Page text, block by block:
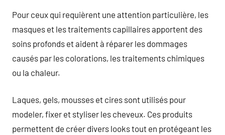
Pour ceux qui requièrent une attention particulière, les
masques et les traitements capillaires apportent des
soins profonds et aident à réparer les dommages
causés par les colorations, les traitements chimiques
ou la chaleur.
Laques, gels, mousses et cires sont utilisés pour
modeler, fixer et styliser les cheveux. Ces produits
permettent de créer divers looks tout en protégeant les